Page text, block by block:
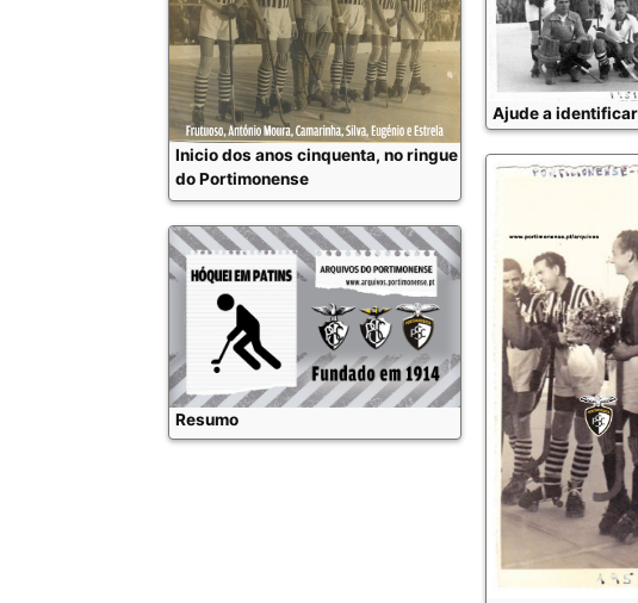
Inicio dos anos cinquenta, no ringue
do Portimonense
Ajude a
Resumo